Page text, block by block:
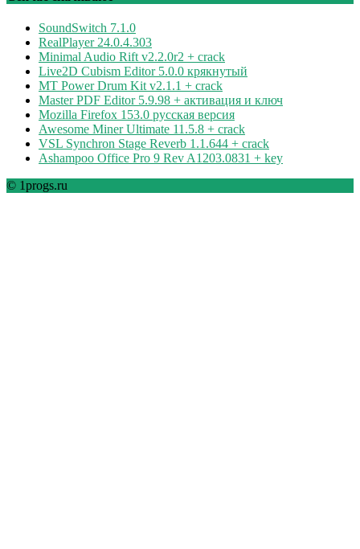
SoundSwitch 7.1.0
RealPlayer 24.0.4.303
Minimal Audio Rift v2.2.0r2 + crack
Live2D Cubism Editor 5.0.0 крякнутый
MT Power Drum Kit v2.1.1 + crack
Master PDF Editor 5.9.98 + активация и ключ
Mozilla Firefox 153.0 русская версия
Awesome Miner Ultimate 11.5.8 + crack
VSL Synchron Stage Reverb 1.1.644 + crack
Ashampoo Office Pro 9 Rev A1203.0831 + key
© 1progs.ru